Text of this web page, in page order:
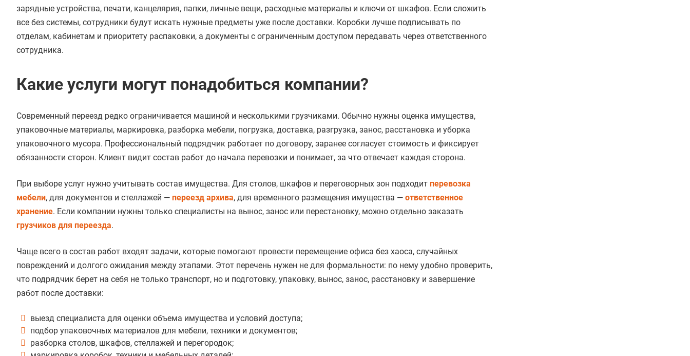
зарядные устройства, печати, канцелярия, папки, личные вещи, расходные материалы и ключи от шкафов. Если сложить
все без системы, сотрудники будут искать нужные предметы уже после доставки. Коробки лучше подписывать по
отделам, кабинетам и приоритету распаковки, а документы с ограниченным доступом передавать через ответственного
сотрудника.
Какие услуги могут понадобиться компании?
Современный переезд редко ограничивается машиной и несколькими грузчиками. Обычно нужны оценка имущества,
упаковочные материалы, маркировка, разборка мебели, погрузка, доставка, разгрузка, занос, расстановка и уборка
упаковочного мусора. Профессиональный подрядчик работает по договору, заранее согласует стоимость и фиксирует
обязанности сторон. Клиент видит состав работ до начала перевозки и понимает, за что отвечает каждая сторона.
При выборе услуг нужно учитывать состав имущества. Для столов, шкафов и переговорных зон подходит перевозка
мебели, для документов и стеллажей — переезд архива, для временного размещения имущества — ответственное
хранение. Если компании нужны только специалисты на вынос, занос или перестановку, можно отдельно заказать
грузчиков для переезда.
Чаще всего в состав работ входят задачи, которые помогают провести перемещение офиса без хаоса, случайных
повреждений и долгого ожидания между этапами. Этот перечень нужен не для формальности: по нему удобно проверить,
что подрядчик берет на себя не только транспорт, но и подготовку, упаковку, вынос, занос, расстановку и завершение
работ после доставки:
выезд специалиста для оценки объема имущества и условий доступа;
подбор упаковочных материалов для мебели, техники и документов;
разборка столов, шкафов, стеллажей и перегородок;